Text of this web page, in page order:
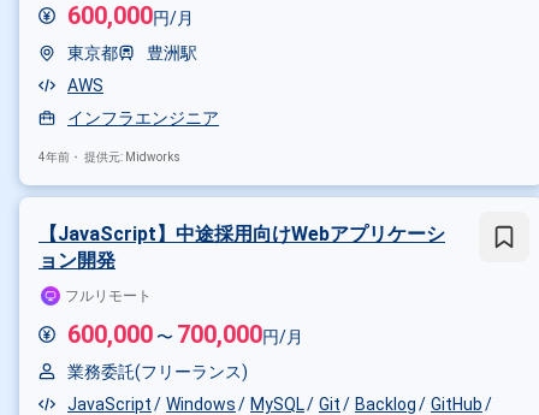
600,000円/月
東京都
豊洲駅
AWS
インフラエンジニア
4年前・ 提供元: Midworks
【JavaScript】中途採用向けWebアプリケーシ
ョン開発
フルリモート
600,000 〜 700,000円/月
業務委託(フリーランス)
JavaScript
Windows MySQL Git Backlog GitHub